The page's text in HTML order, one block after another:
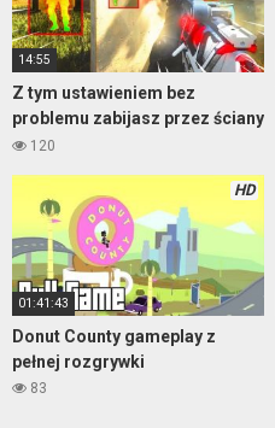
14:55
Z tym ustawieniem bez
problemu zabijasz przez ściany
120
HD
01:41:43
Donut County gameplay z
pełnej rozgrywki
83